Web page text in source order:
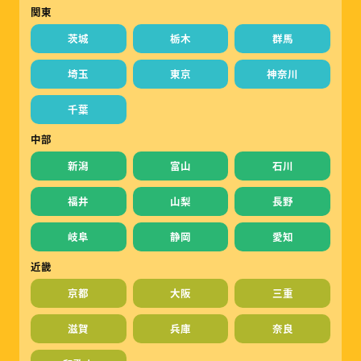
関東
茨城
栃木 群馬
埼玉 東京 神奈川
千葉
中部
新潟
富山 石川
福井 山梨 長野
岐阜 静岡
愛知
近畿
京都
大阪 三重
滋賀 兵庫 奈良